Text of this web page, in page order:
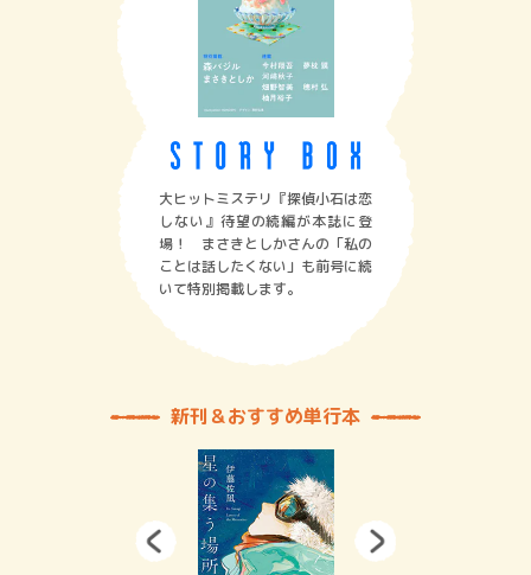
大ヒットミステリ『探偵小石は恋
しない』待望の続編が本誌に登
場！ まさきとしかさんの「私の
ことは話したくない」も前号に続
いて特別掲載します。
新刊＆おすすめ単行本